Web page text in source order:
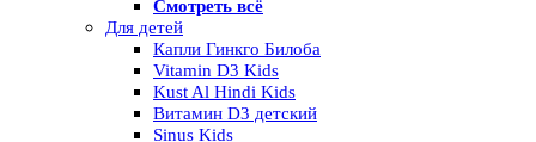
Смотреть всё
Для детей
Капли Гинкго Билоба
Vitamin D3 Kids
Kust Al Hindi Kids
Витамин D3 детский
Sinus Kids